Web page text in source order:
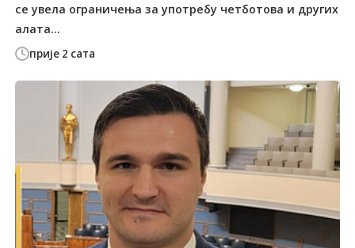
прије 2 сата
се увела ограничења за употребу четботова и других
алата...